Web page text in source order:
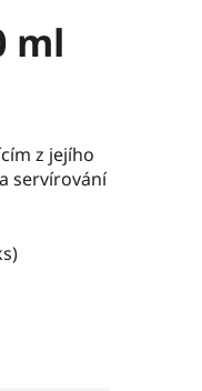
ml
z jejího
servírování